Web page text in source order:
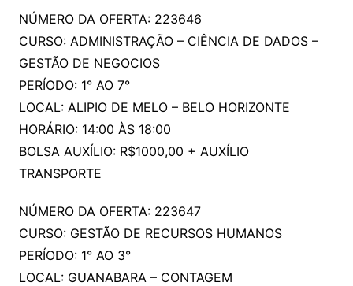
NÚMERO DA OFERTA: 223646
CURSO: ADMINISTRAÇÃO – CIÊNCIA DE DADOS –
GESTÃO DE NEGOCIOS
PERÍODO: 1° AO 7°
LOCAL: ALIPIO DE MELO – BELO HORIZONTE
HORÁRIO: 14:00 ÀS 18:00
BOLSA AUXÍLIO: R$1000,00 + AUXÍLIO
TRANSPORTE
NÚMERO DA OFERTA: 223647
CURSO: GESTÃO DE RECURSOS HUMANOS
PERÍODO: 1° AO 3°
LOCAL: GUANABARA – CONTAGEM